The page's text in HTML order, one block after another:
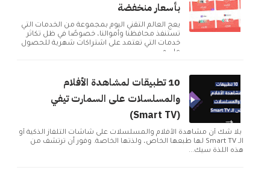
بأسعار منخفضة
يعج العالم التقني اليوم بمجموعة من الخدمات التي
تستنفذ محافظنا وأموالنا، خصوصًا في ظل تكاثر
خدمات التي تعتمد على اشتراكات شهرية للحصول
على م...
10 تطبيقات لمشاهدة الأفلام
والمسلسلات على السمارت تيفي
(Smart TV)
بلا شك أن مشاهدة الأفلام والمسلسلات على شاشات التلفاز الذكية أو
الـ Smart TV لها طبعها الخاص، ولذتها الخاصة. وفور أن ترتشف من
هذه اللذة سيك...